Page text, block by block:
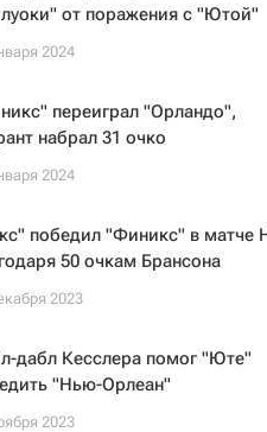
от поражения с "Ютой"
2024
переиграл "Орландо",
набрал 31 очко
2024
победил "Финикс" в матче
50 очкам Брансона
2023
дабл Кесслера помог "Юте"
"Нью-Орлеан"
2023